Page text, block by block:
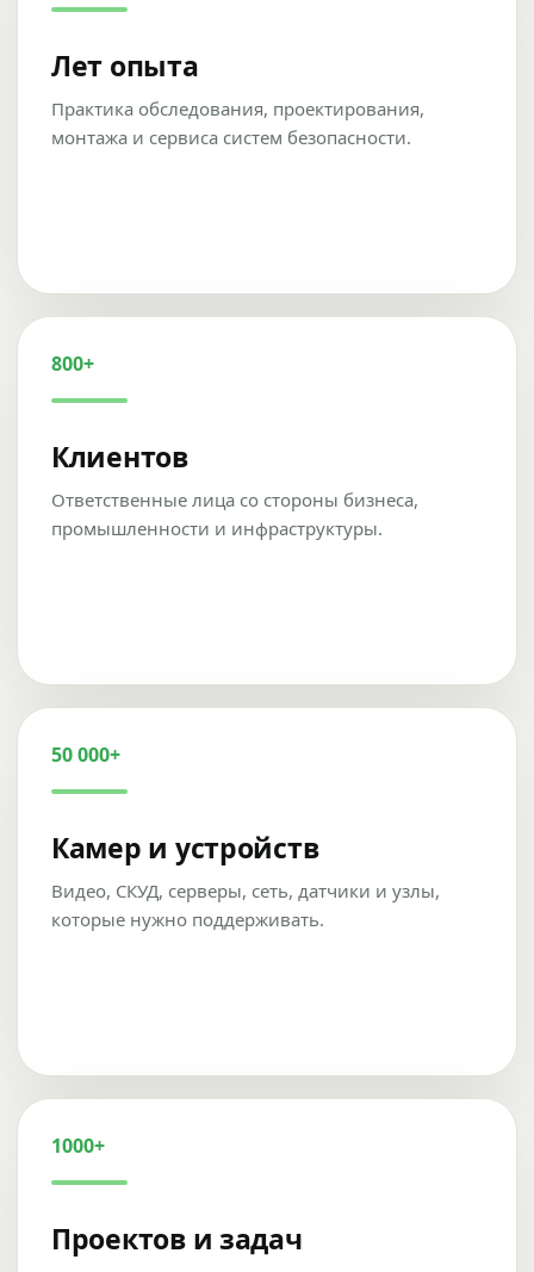
Лет опыта
Практика обследования, проектирования,
монтажа и сервиса систем безопасности.
800+
Клиентов
Ответственные лица со стороны бизнеса,
промышленности и инфраструктуры.
50 000+
Камер и устройств
Видео, СКУД, серверы, сеть, датчики и узлы,
которые нужно поддерживать.
1000+
Проектов и задач